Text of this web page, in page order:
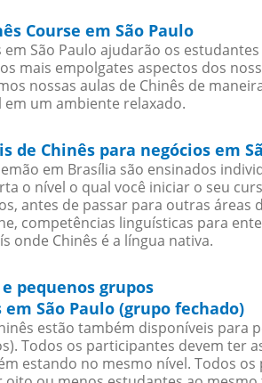
Course em São Paulo
São Paulo ajudarão os
mais empolgates aspectos dos
nossas aulas de Chinês de
um ambiente relaxado.
de Chinês para negócios em
em Brasília são ensinados
o nível o qual você iniciar o seu
antes de passar para outras
competências linguísticas para
onde Chinês é a língua nativa.
pequenos grupos
em São Paulo (grupo fechado)
estão também disponíveis para
Todos os participantes devem ter
estando no mesmo nível. Todos